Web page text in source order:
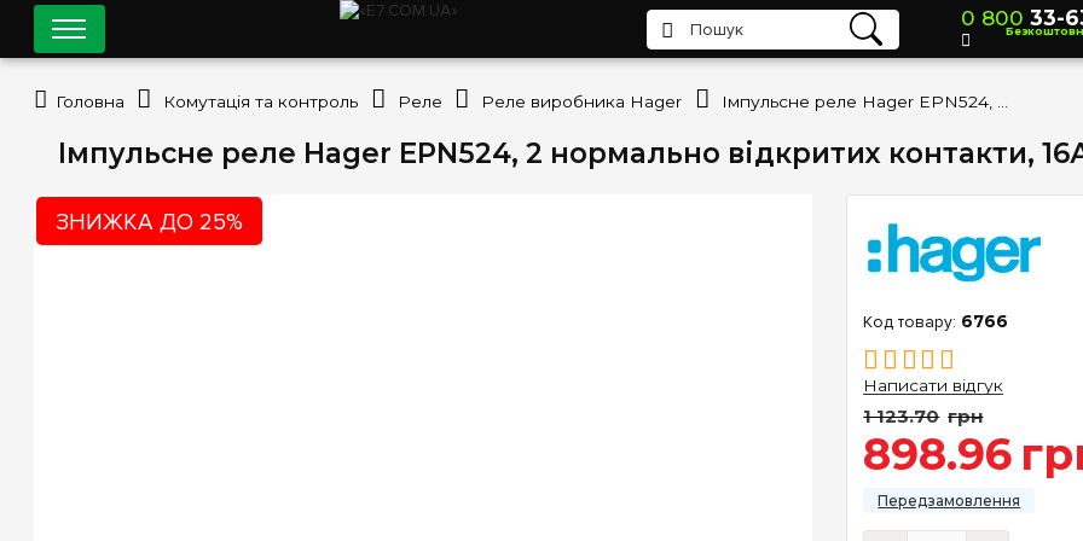
Імпульсне реле Hager EPN524, 2 нормально відкритих контакти,
ЗНИЖКА ДО 25%
6766
Написати відгук
1 123.70 грн
898.96
0 800 33-
Головна Комутація та контроль Реле Реле виробника Hager